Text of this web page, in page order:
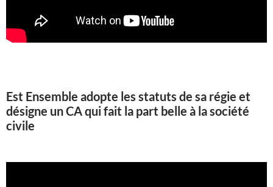
Est Ensemble adopte les statuts de sa régie et
désigne un CA qui fait la part belle à la société
civile